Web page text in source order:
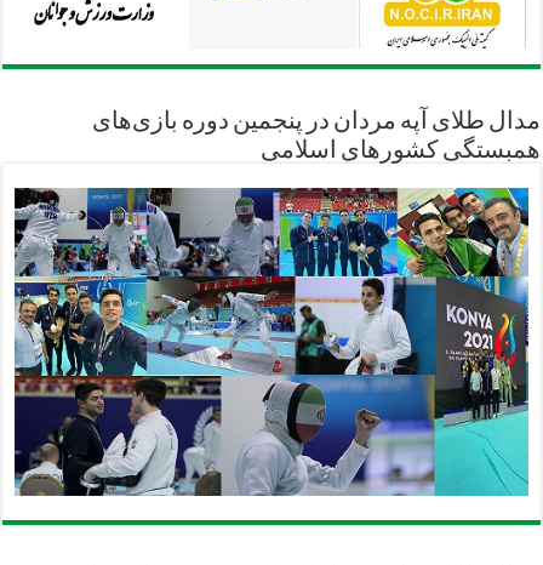
مدال طلای آپه مردان در پنجمین دوره بازی‌های
همبستگی کشورهای اسلامی